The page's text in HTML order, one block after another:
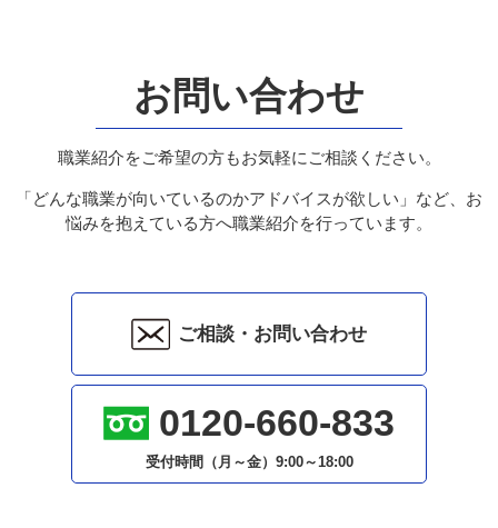
お問い合わせ
職業紹介をご希望の方もお気軽にご相談ください。
「どんな職業が向いているのかアドバイスが欲しい」など、お
悩みを抱えている方へ職業紹介を行っています。
ご相談・お問い合わせ
0120-660-833
受付時間（月～金） 9:00～18:00